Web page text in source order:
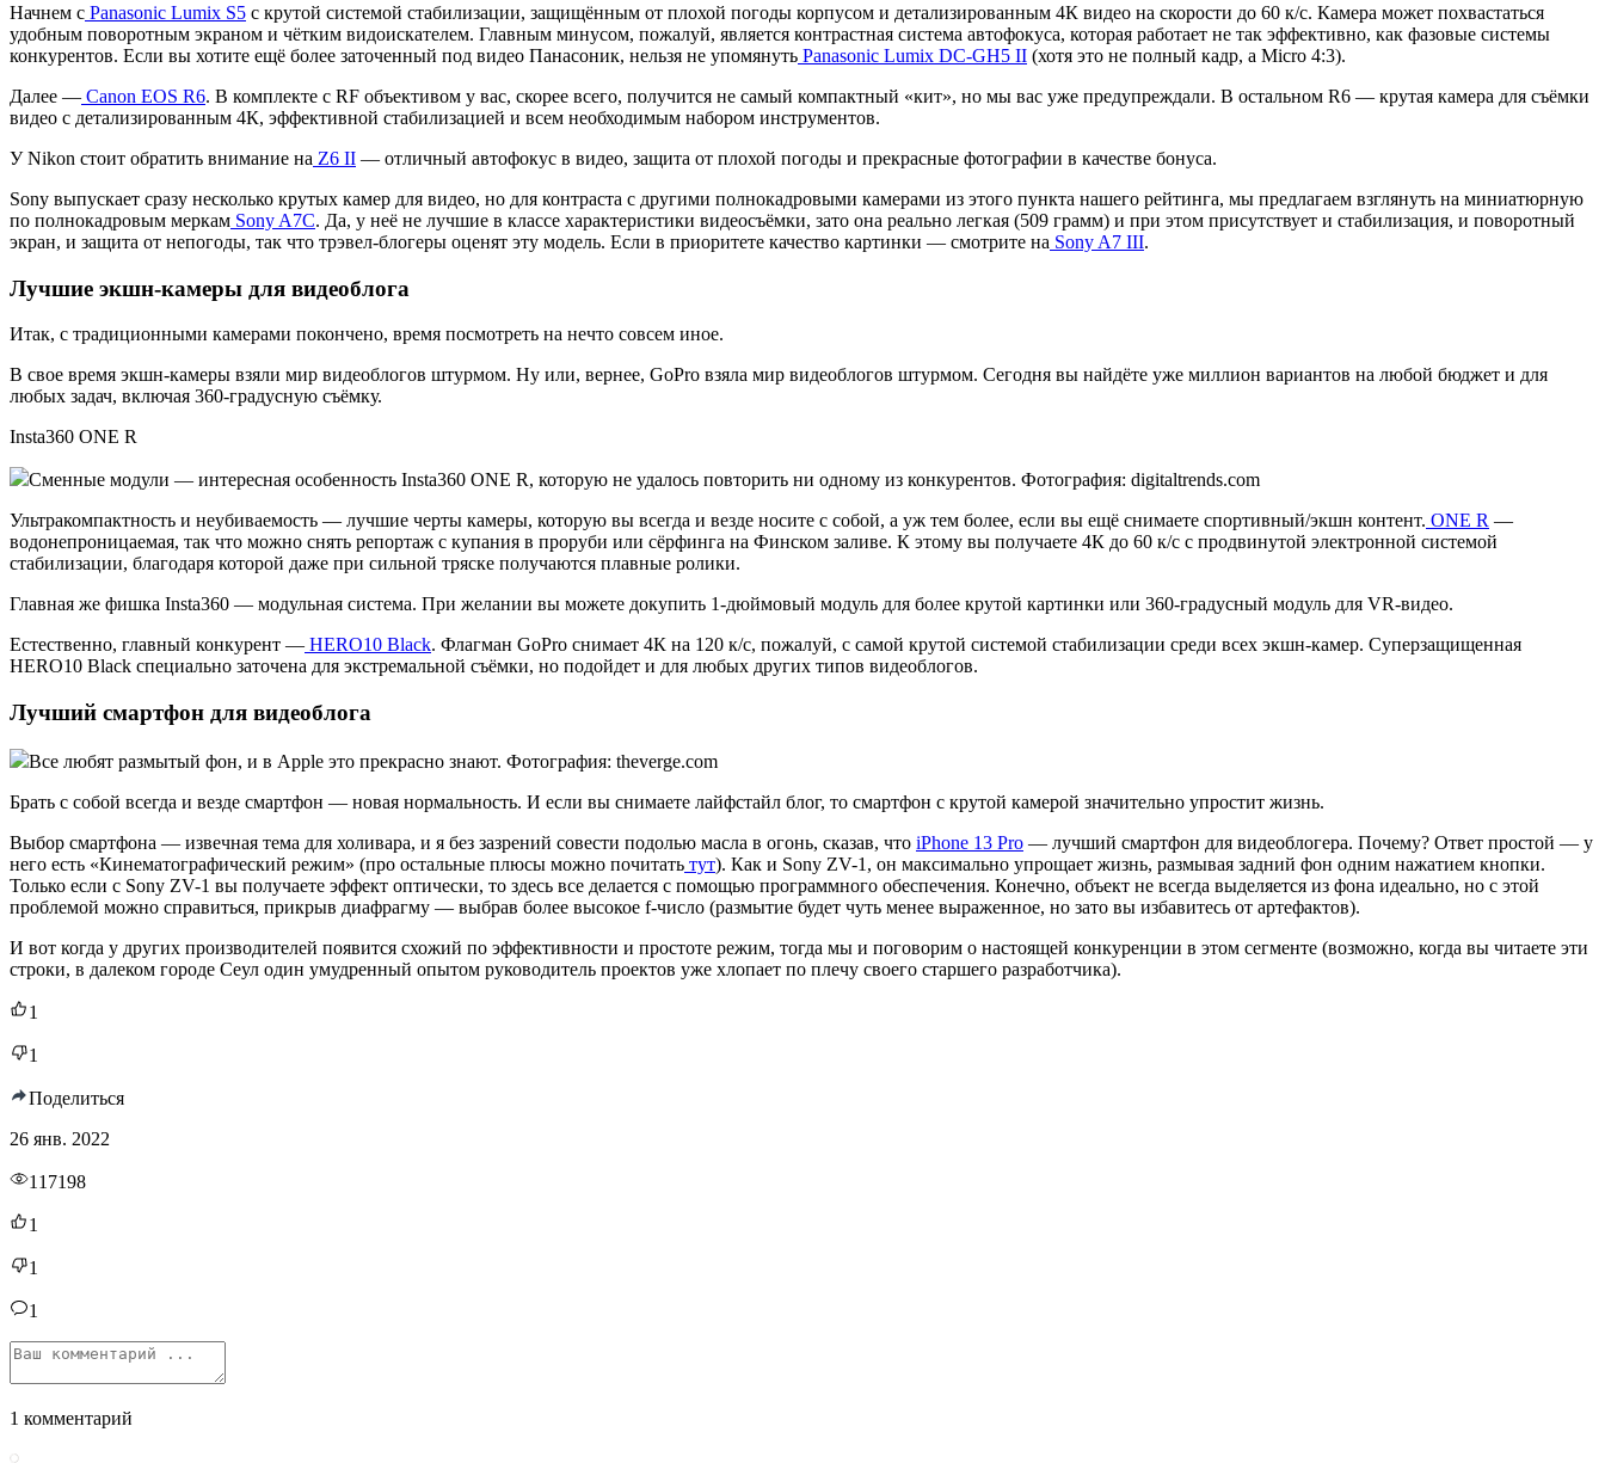
Начнем с Panasonic Lumix S5 с крутой системой стабилизации, защищённым от плохой погоды корпусом и детализированным 4К видео на скорости до 60 к/с. Камера может похвастаться
удобным поворотным экраном и чётким видоискателем. Главным минусом, пожалуй, является контрастная система автофокуса, которая работает не так эффективно, как фазовые системы
конкурентов. Если вы хотите ещё более заточенный под видео Панасоник, нельзя не упомянуть Panasonic Lumix DC-GH5 II (хотя это не полный кадр, а Micro 4:3).
Далее — Canon EOS R6. В комплекте с RF объективом у вас, скорее всего, получится не самый компактный «кит», но мы вас уже предупреждали. В остальном R6 — крутая камера для съёмки
видео с детализированным 4К, эффективной стабилизацией и всем необходимым набором инструментов.
У Nikon стоит обратить внимание на Z6 II — отличный автофокус в видео, защита от плохой погоды и прекрасные фотографии в качестве бонуса.
Sony выпускает сразу несколько крутых камер для видео, но для контраста с другими полнокадровыми камерами из этого пункта нашего рейтинга, мы предлагаем взглянуть на миниатюрную
по полнокадровым меркам Sony A7C. Да, у неё не лучшие в классе характеристики видеосъёмки, зато она реально легкая (509 грамм) и при этом присутствует и стабилизация, и поворотный
экран, и защита от непогоды, так что трэвел-блогеры оценят эту модель. Если в приоритете качество картинки — смотрите на Sony A7 III.
Лучшие экшн-камеры для видеоблога
Итак, с традиционными камерами покончено, время посмотреть на нечто совсем иное.
В свое время экшн-камеры взяли мир видеоблогов штурмом. Ну или, вернее, GoPro взяла мир видеоблогов штурмом. Сегодня вы найдёте уже миллион вариантов на любой бюджет и для
любых задач, включая 360-градусную съёмку.
Insta360 ONE R
Сменные модули — интересная особенность Insta360 ONE R, которую не удалось повторить ни одному из конкурентов. Фотография: digitaltrends.com
Ультракомпактность и неубиваемость — лучшие черты камеры, которую вы всегда и везде носите с собой, а уж тем более, если вы ещё снимаете спортивный/экшн контент. ONE R —
водонепроницаемая, так что можно снять репортаж с купания в проруби или сёрфинга на Финском заливе. К этому вы получаете 4К до 60 к/с с продвинутой электронной системой
стабилизации, благодаря которой даже при сильной тряске получаются плавные ролики.
Главная же фишка Insta360 — модульная система. При желании вы можете докупить 1-дюймовый модуль для более крутой картинки или 360-градусный модуль для VR-видео.
Естественно, главный конкурент — HERO10 Black. Флагман GoPro снимает 4К на 120 к/с, пожалуй, с самой крутой системой стабилизации среди всех экшн-камер. Суперзащищенная
HERO10 Black специально заточена для экстремальной съёмки, но подойдет и для любых других типов видеоблогов.
Лучший смартфон для видеоблога
Все любят размытый фон, и в Apple это прекрасно знают. Фотография: theverge.com
Брать с собой всегда и везде смартфон — новая нормальность. И если вы снимаете лайфстайл блог, то смартфон с крутой камерой значительно упростит жизнь.
Выбор смартфона — извечная тема для холивара, и я без зазрений совести подолью масла в огонь, сказав, что iPhone 13 Pro — лучший смартфон для видеоблогера. Почему? Ответ простой — у
него есть «Кинематографический режим» (про остальные плюсы можно почитать тут). Как и Sony ZV-1, он максимально упрощает жизнь, размывая задний фон одним нажатием кнопки.
Только если с Sony ZV-1 вы получаете эффект оптически, то здесь все делается с помощью программного обеспечения. Конечно, объект не всегда выделяется из фона идеально, но с этой
проблемой можно справиться, прикрыв диафрагму — выбрав более высокое f-число (размытие будет чуть менее выраженное, но зато вы избавитесь от артефактов).
И вот когда у других производителей появится схожий по эффективности и простоте режим, тогда мы и поговорим о настоящей конкуренции в этом сегменте (возможно, когда вы читаете эти
строки, в далеком городе Сеул один умудренный опытом руководитель проектов уже хлопает по плечу своего старшего разработчика).
1
1
Поделиться
26 янв. 2022
117198
1
1
1
1 комментарий